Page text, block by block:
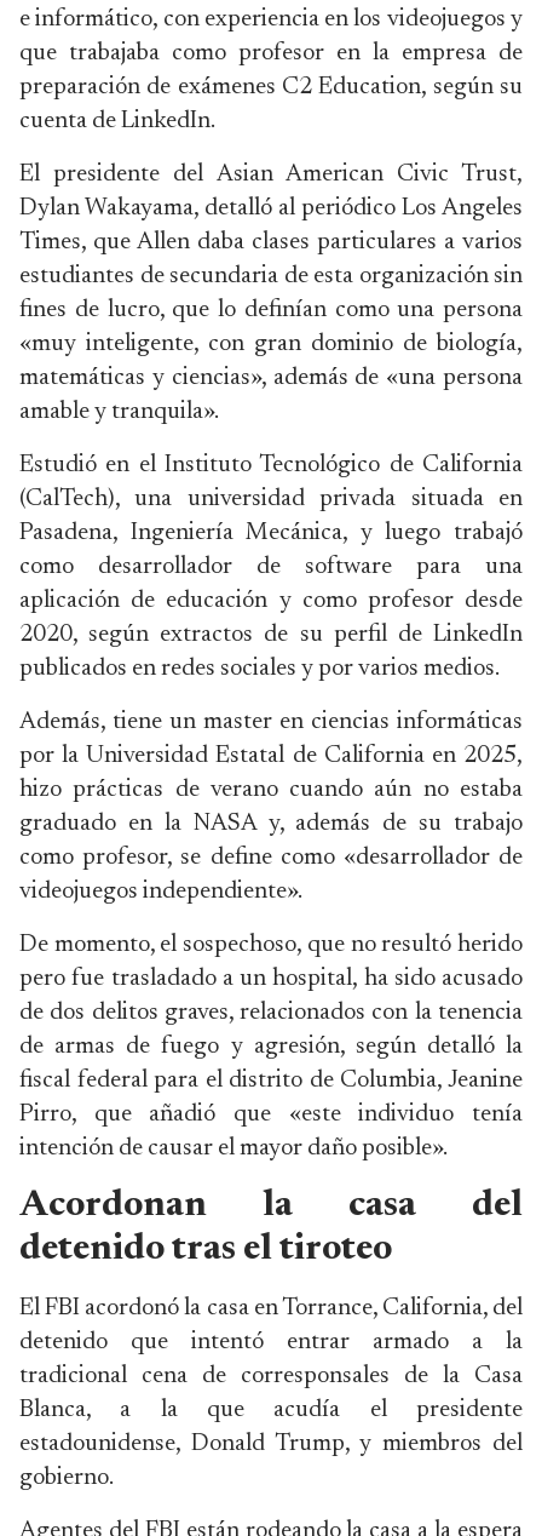
e informático, con experiencia en los videojuegos y
que trabajaba como profesor en la empresa de
preparación de exámenes C2 Education, según su
cuenta de LinkedIn.
El presidente del Asian American Civic Trust,
Dylan Wakayama, detalló al periódico Los Angeles
Times, que Allen daba clases particulares a varios
estudiantes de secundaria de esta organización sin
fines de lucro, que lo definían como una persona
«muy inteligente, con gran dominio de biología,
matemáticas y ciencias», además de «una persona
amable y tranquila».
Estudió en el Instituto Tecnológico de California
(CalTech), una universidad privada situada en
Pasadena, Ingeniería Mecánica, y luego trabajó
como desarrollador de software para una
aplicación de educación y como profesor desde
2020, según extractos de su perfil de LinkedIn
publicados en redes sociales y por varios medios.
Además, tiene un master en ciencias informáticas
por la Universidad Estatal de California en 2025,
hizo prácticas de verano cuando aún no estaba
graduado en la NASA y, además de su trabajo
como profesor, se define como «desarrollador de
videojuegos independiente».
De momento, el sospechoso, que no resultó herido
pero fue trasladado a un hospital, ha sido acusado
de dos delitos graves, relacionados con la tenencia
de armas de fuego y agresión, según detalló la
fiscal federal para el distrito de Columbia, Jeanine
Pirro, que añadió que «este individuo tenía
intención de causar el mayor daño posible».
Acordonan la casa del
detenido tras el tiroteo
El FBI acordonó la casa en Torrance, California, del
detenido que intentó entrar armado a la
tradicional cena de corresponsales de la Casa
Blanca, a la que acudía el presidente
estadounidense, Donald Trump, y miembros del
gobierno.
Agentes del FBI están rodeando la casa a la espera